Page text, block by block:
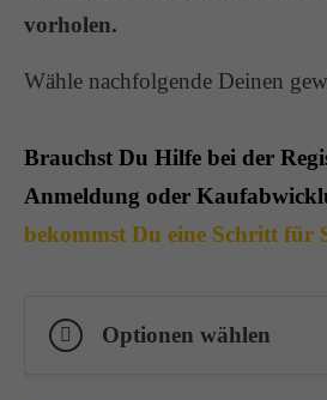
vorholen.
Wähle nachfolgende Deinen
Brauchst Du Hilfe bei der
Anmeldung oder
bekommst Du eine Schritt für
Optionen wählen